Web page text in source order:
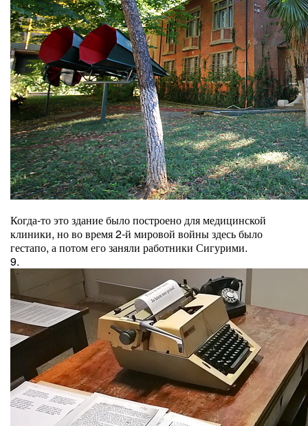
Когда-то это здание было построено для медицинской
клиники, но во время 2-й мировой войны здесь было
гестапо, а потом его заняли работники Сигурими.
9.